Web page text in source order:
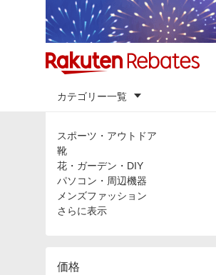
カテゴリー一覧
カテゴリ
スポーツ・アウトドア
靴
花・ガーデン・DIY
パソコン・周辺機器
メンズファッション
さらに表示
価格